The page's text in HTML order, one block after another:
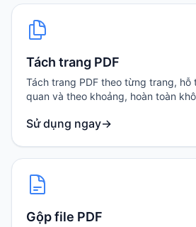
Tách trang PDF
Tách trang PDF theo từng trang,
quan và theo khoảng, hoàn toàn
Sử dụng ngay→
Gộp file PDF